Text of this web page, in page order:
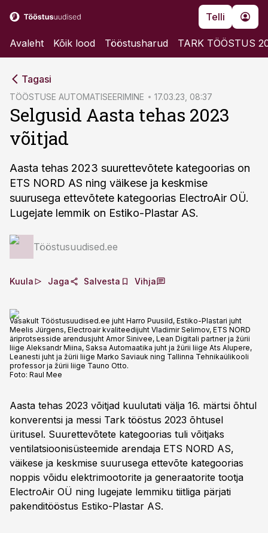
Telli
Avaleht Kõik lood Tööstusharud TARK TÖÖSTUS
Tagasi
TÖÖSTUSE AUTOMATISEERIMINE 17.03.23, 08:37
Selgusid Aasta tehas 2023
võitjad
Aasta tehas 2023 suurettevõtete kategoorias on
ETS NORD AS ning väikese ja keskmise
suurusega ettevõtete kategoorias ElectroAir OÜ.
Lugejate lemmik on Estiko-Plastar AS.
Tööstusuudised.ee
Kuula Jaga Salvesta Vihja
Vasakult Tööstusuudised.ee juht Harro Puusild, Estiko-Plastari juht
Meelis Jürgens, Electroair kvaliteedijuht Vladimir Selimov, ETS NORD
äriprotsesside arendusjuht Amor Sinivee, Lean Digitali partner ja žürii
liige Aleksandr Miina, Saksa Automaatika juht ja žürii liige Ats Alupere,
Leanesti juht ja žürii liige Marko Saviauk ning Tallinna Tehnikaülikooli
professor ja žürii liige Tauno Otto.
Foto: Raul Mee
Aasta tehas 2023 võitjad kuulutati välja 16. märtsi õhtul
konverentsi ja messi Tark tööstus 2023 õhtusel
üritusel. Suurettevõtete kategoorias tuli võitjaks
ventilatsioonisüsteemide arendaja ETS NORD AS,
väikese ja keskmise suurusega ettevõte kategoorias
noppis võidu elektrimootorite ja generaatorite tootja
ElectroAir OÜ ning lugejate lemmiku tiitliga pärjati
pakenditööstus Estiko-Plastar AS.